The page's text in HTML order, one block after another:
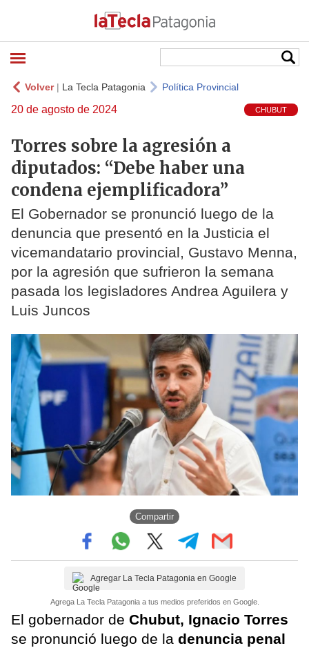
Volver| La Tecla Patagonia Política Provincial
20 de agosto de 2024 CHUBUT
Torres sobre la agresión a
diputados: “Debe haber una
condena ejemplificadora”
El Gobernador se pronunció luego de la
denuncia que presentó en la Justicia el
vicemandatario provincial, Gustavo Menna,
por la agresión que sufrieron la semana
pasada los legisladores Andrea Aguilera y
Luis Juncos
Compartir
Agregar La Tecla Patagonia en Google
Agrega La Tecla Patagonia a tus medios preferidos en Google.
El gobernador de Chubut, Ignacio Torres
se pronunció luego de la denuncia penal